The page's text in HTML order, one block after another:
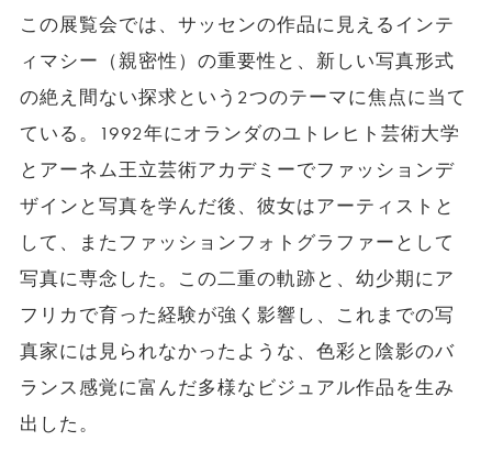
この展覧会では、サッセンの作品に見えるインテ
ィマシー（親密性）の重要性と、新しい写真形式
の絶え間ない探求という2つのテーマに焦点に当て
ている。1992年にオランダのユトレヒト芸術大学
とアーネム王立芸術アカデミーでファッションデ
ザインと写真を学んだ後、彼女はアーティストと
して、またファッションフォトグラファーとして
写真に専念した。この二重の軌跡と、幼少期にア
フリカで育った経験が強く影響し、これまでの写
真家には見られなかったような、色彩と陰影のバ
ランス感覚に富んだ多様なビジュアル作品を生み
出した。